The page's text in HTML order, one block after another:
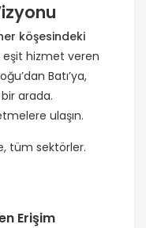
köşesindeki
hizmet veren
Batı’ya,
arada.
ulaşın.
tüm sektörler.
Erişim